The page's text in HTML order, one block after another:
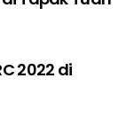
2022 di